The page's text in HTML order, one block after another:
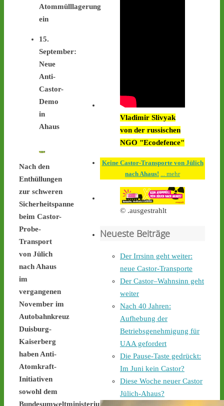
Atommülllagerung
ein
15.
September:
Neue
Anti-
Castor-
Demo
in
Ahaus
Nach den
Enthüllungen
zur schweren
Sicherheitspanne
beim Castor-
Probe-
Transport
von Jülich
nach Ahaus
im
vergangenen
November im
Autobahnkreuz
Duisburg-
Kaiserberg
haben Anti-
Atomkraft-
Initiativen
sowohl dem
Bundesumweltministerium
#atommüll
Castor stoppen!
@castorstoppen.bsky.social
An der Mahnwache in
30 Aktivist:innen aus, um
den zwölften
castor-stoppen.de/ticker/
#atommüll #castor
castor-stoppen.de
stoppen!
2 4
Castor stoppen!
@castorstoppen.bsky.social
Gegen 0.35 Uhr erreicht
der Castor-Konvoi das
Dreieck Bottrop und fährt
weiter auf die A31, den
letzten Autobahnabschnitt
Vladimir Slivyak
von der russischen
NGO "Ecodefence"
Keine Castor-Transporte von Jülich
nach Ahaus!
... mehr
© .ausgestrahlt
Neueste Beiträge
Der Irrsinn geht weiter:
neue Castor-Transporte
Der Castor–Wahnsinn geht
weiter
Nach 40 Jahren:
Aufhebung der
Betriebsgenehmigung für
UAA gefordert
Die Pause-Taste gedrückt:
Im Juni kein Castor?
Diese Woche neuer Castor
Jülich-Ahaus?